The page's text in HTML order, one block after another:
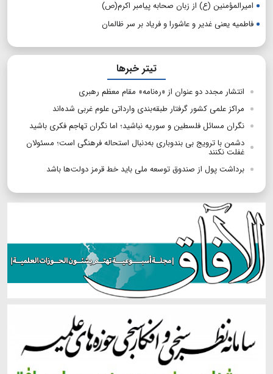
امیرالمؤمنین (ع) از زبان صحابه پیامبر اکرم(ص)
فاطمیه یعنی غدیر و عاشورا و فریاد بر سر ظالمان
تیتر خبرها
انتشار مجدد دو عنوان از «ره‌نامه» مقام معظم رهبری
مراکز علمی کشور گرفتار طبقه‌بندی وارداتی علوم غربی شده‌اند
نگران مسائل فلسطین و سوریه نباشید؛ اما نگران تهاجم فکری باشید
دشمن با ترویج بی بندوباری به‌دنبال استحاله فرهنگی است؛ مسئولان
غفلت نکنند
برداشت پول از صندوق توسعه ملی باید خط قرمز دولت‌ها باشد